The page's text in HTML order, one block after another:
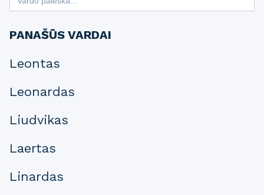
for:
PANAŠŪS VARDAI
Leontas
Leonardas
Liudvikas
Laertas
Linardas